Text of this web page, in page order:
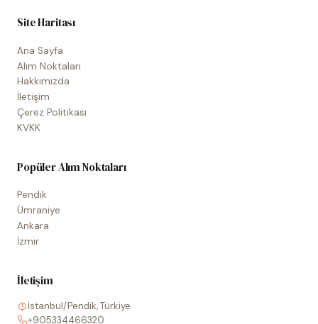
Site Haritası
Ana Sayfa
Alım Noktaları
Hakkımızda
İletişim
Çerez Politikası
KVKK
Popüler Alım Noktaları
Pendik
Ümraniye
Ankara
İzmir
İletişim
İstanbul/Pendik, Türkiye
+905334466320